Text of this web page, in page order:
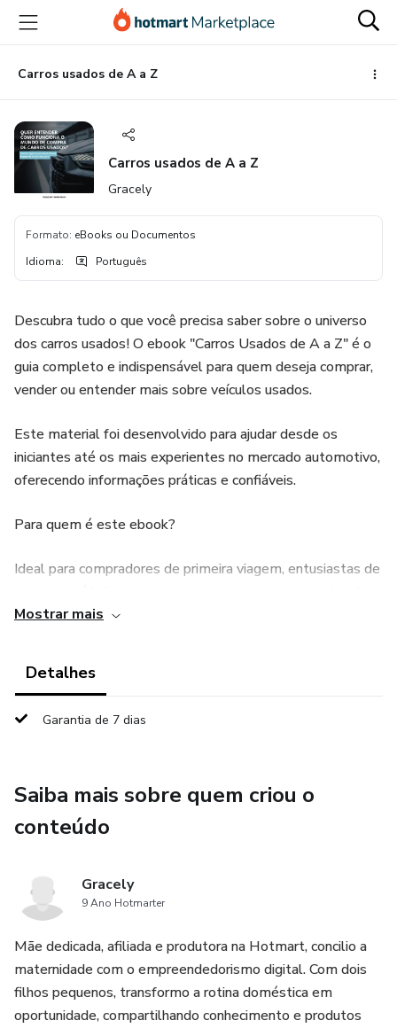
para
conteúdo
principal
para
pagamento
para
rodapé
Carros usados de A a Z
Carros usados de A a Z
Gracely
Formato: eBooks ou Documentos
Idioma: Português
Descubra tudo o que você precisa saber sobre o universo
dos carros usados! O ebook "Carros Usados de A a Z" é o
guia completo e indispensável para quem deseja comprar,
vender ou entender mais sobre veículos usados.
Este material foi desenvolvido para ajudar desde os
iniciantes até os mais experientes no mercado automotivo,
oferecendo informações práticas e confiáveis.
Para quem é este ebook?
Ideal para compradores de primeira viagem, entusiastas de
veículos usados.
algo seguro, lucrativo e sem dores de cabeça. Baixe agora
assunto!
inteligente!
Mostrar mais
Detalhes
Garantia de 7 dias
Saiba mais sobre quem criou o
conteúdo
Gracely
9 Ano Hotmarter
Mãe dedicada, afiliada e produtora na Hotmart, concilio a
maternidade com o empreendedorismo digital. Com dois
filhos pequenos, transformo a rotina doméstica em
oportunidade, compartilhando conhecimento e produtos